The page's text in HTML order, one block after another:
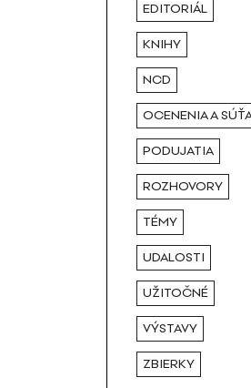
EDITORIÁL
KNIHY
NCD
OCENENIA A
PODUJATIA
ROZHOVORY
TÉMY
UDALOSTI
UŽITOČNÉ
VÝSTAVY
ZBIERKY